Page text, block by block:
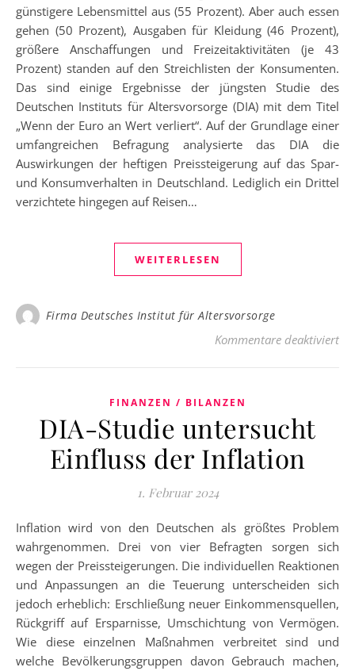
günstigere Lebensmittel aus (55 Prozent). Aber auch essen
gehen (50 Prozent), Ausgaben für Kleidung (46 Prozent),
größere Anschaffungen und Freizeitaktivitäten (je 43
Prozent) standen auf den Streichlisten der Konsumenten.
Das sind einige Ergebnisse der jüngsten Studie des
Deutschen Instituts für Altersvorsorge (DIA) mit dem Titel
„Wenn der Euro an Wert verliert“. Auf der Grundlage einer
umfangreichen Befragung analysierte das DIA die
Auswirkungen der heftigen Preissteigerung auf das Spar-
und Konsumverhalten in Deutschland. Lediglich ein Drittel
verzichtete hingegen auf Reisen…
WEITERLESEN
Firma Deutsches Institut für Altersvorsorge
Kommentare deaktiviertfür
FINANZEN / BILANZEN
DIA-Studie untersucht
Einfluss der Inflation
1. Februar 2024
Inflation wird von den Deutschen als größtes Problem
wahrgenommen. Drei von vier Befragten sorgen sich
wegen der Preissteigerungen. Die individuellen Reaktionen
und Anpassungen an die Teuerung unterscheiden sich
jedoch erheblich: Erschließung neuer Einkommensquellen,
Rückgriff auf Ersparnisse, Umschichtung von Vermögen.
Wie diese einzelnen Maßnahmen verbreitet sind und
welche Bevölkerungsgruppen davon Gebrauch machen,